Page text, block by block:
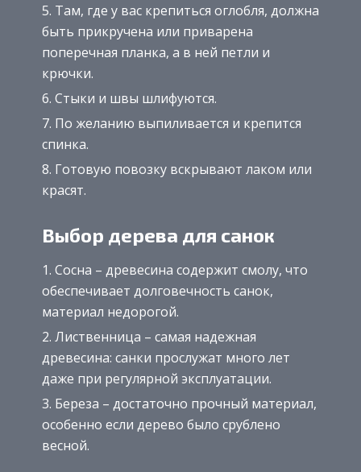
Там, где у вас крепиться оглобля, должна
быть прикручена или приварена
поперечная планка, а в ней петли и
крючки.
Стыки и швы шлифуются.
По желанию выпиливается и крепится
спинка.
Готовую повозку вскрывают лаком или
красят.
Выбор дерева для санок
Сосна – древесина содержит смолу, что
обеспечивает долговечность санок,
материал недорогой.
Лиственница – самая надежная
древесина: санки прослужат много лет
даже при регулярной эксплуатации.
Береза – достаточно прочный материал,
особенно если дерево было срублено
весной.